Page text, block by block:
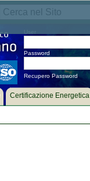
Password
Recupero Password
Certificazione Energetica